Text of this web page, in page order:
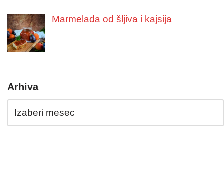
Marmelada od šljiva i kajsija
Arhiva